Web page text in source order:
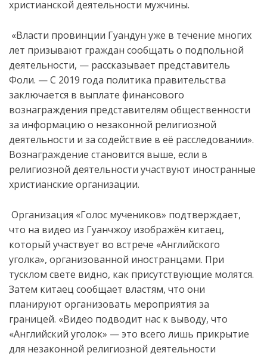
христианской деятельности мужчины.
«Власти провинции Гуандун уже в течение многих
лет призывают граждан сообщать о подпольной
деятельности, — рассказывает представитель
Фоли. — С 2019 года политика правительства
заключается в выплате финансового
вознаграждения представителям общественности
за информацию о незаконной религиозной
деятельности и за содействие в её расследовании».
Вознаграждение становится выше, если в
религиозной деятельности участвуют иностранные
христианские организации.
Организация «Голос мучеников» подтверждает,
что на видео из Гуанчжоу изображён китаец,
который участвует во встрече «Английского
уголка», организованной иностранцами. При
тусклом свете видно, как присутствующие молятся.
Затем китаец сообщает властям, что они
планируют организовать мероприятия за
границей. «Видео подводит нас к выводу, что
«Английский уголок» — это всего лишь прикрытие
для незаконной религиозной деятельности